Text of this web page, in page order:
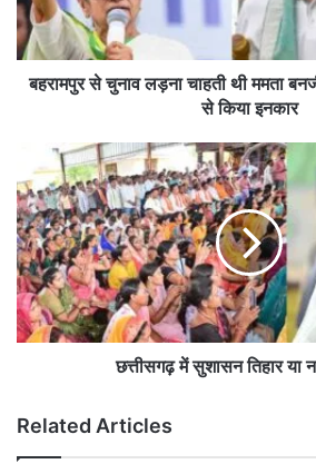
से
चु
ना
ह
ती
थी
म
म
ता
ब
यू
सु
बहरामपुर से चुनाव लड़ना चाहती थी ममता
से किया इनकार
त्ती
स
ग
ढ़
में
सु
शा
स
र
या
छत्तीसगढ़ में सुशासन तिहार या
Related Articles